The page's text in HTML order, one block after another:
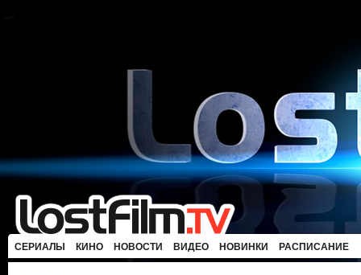
СЕРИАЛЫ КИНО НОВОСТИ ВИДЕО НОВИНКИ РАСПИСАНИЕ